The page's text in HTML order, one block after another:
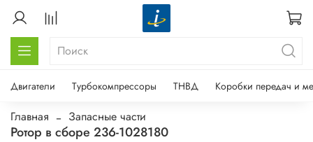
Двигатели Турбокомпрессоры ТНВД Коробки передач и
Главная Запасные части
Ротор в сборе 236-1028180